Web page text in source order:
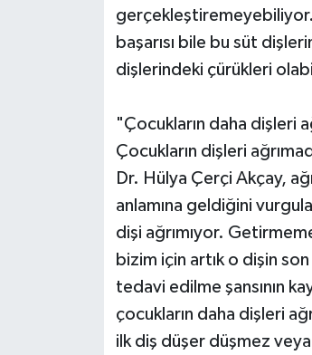
başarısı bile bu süt
dişlerindeki çürükleri
"Çocukların daha dişleri
Çocukların dişleri
Dr. Hülya Çerçi Akçay,
anlamına geldiğini
dişi ağrımıyor.
bizim için artık o dişin
tedavi edilme şansının
çocukların daha dişleri
ilk diş düşer düşmez